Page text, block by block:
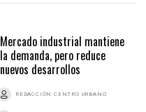
Mercado industrial mantiene
la demanda, pero reduce
nuevos desarrollos
REDACCIÓN CENTRO URBANO